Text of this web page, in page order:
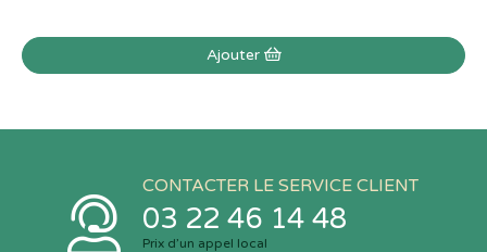
Ajouter
CONTACTER LE SERVICE CLIENT
03 22 46 14 48
Prix d’un appel local